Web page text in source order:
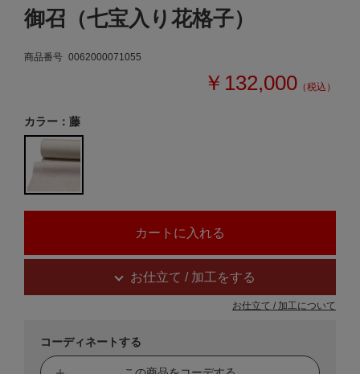
御召（七宝入り花格子）
商品番号 0062000071055
￥132,000 （税込）
カラー：藤
お仕立て / 加工をする
お仕立て / 加工について
コーディネートする